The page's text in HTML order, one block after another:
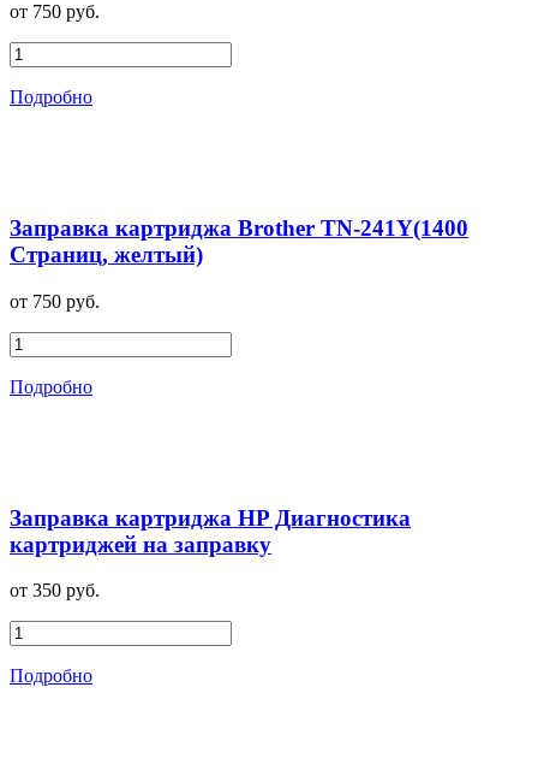
от 750 руб.
Подробно
Заправка картриджа Brother TN-241Y(1400
Страниц, желтый)
от 750 руб.
Подробно
Заправка картриджа HP Диагностика
картриджей на заправку
от 350 руб.
Подробно